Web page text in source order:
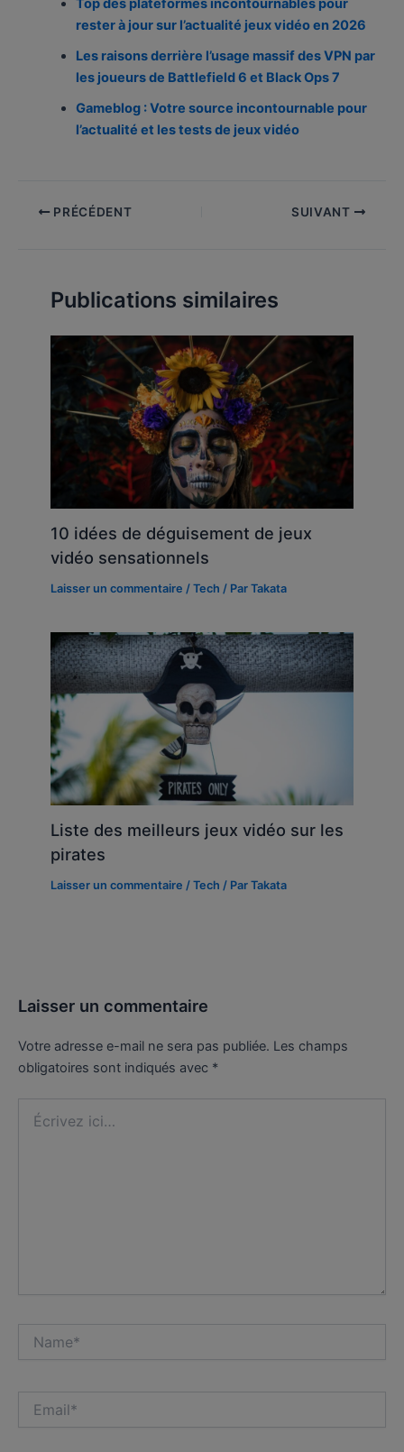
Top des plateformes incontournables pour
rester à jour sur l’actualité jeux vidéo en 2026
Les raisons derrière l’usage massif des VPN par
les joueurs de Battlefield 6 et Black Ops 7
Gameblog : Votre source incontournable pour
l’actualité et les tests de jeux vidéo
PRÉCÉDENT SUIVANT
Publications similaires
10 idées de déguisement de jeux
vidéo sensationnels
Laisser un commentaire /Tech / ParTakata
Liste des meilleurs jeux vidéo sur les
pirates
Laisser un commentaire /Tech / ParTakata
Laisser un commentaire
Votre adresse e-mail ne sera pas publiée. Les champs
obligatoires sont indiqués avec *
ici…